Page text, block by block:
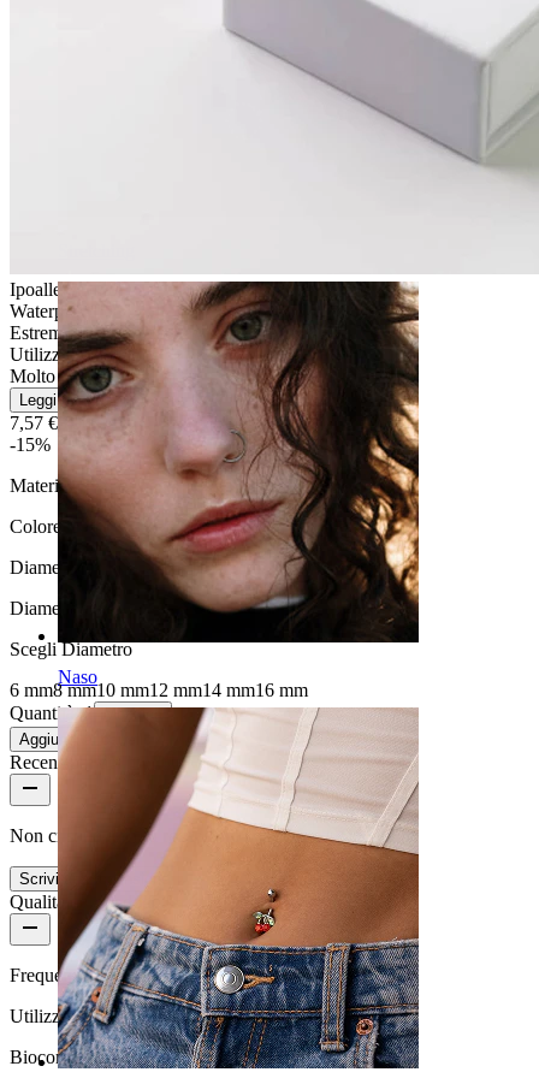
Naso
Ipoallergenico
Waterproof
Estremamente durevole
Utilizzo quotidiano
Molto facile
Leggi di più
7,57 € 8,90 €
-15%
Materiale:Agata nera
Colore:
Nero
Diametro della dilatazione:6 mm.
Diametro
Scegli Diametro
6 mm8 mm10 mm12 mm14 mm16 mm
Quantità: 1
Aggiungi al carrello
Recensioni del prodotto
Non ci sono ancora recensioni per questo prodotto
Scrivi una recensione
Qualità del prodotto
Frequenza di utilizzo
Utilizzo quotidiano
Biocompatibilità